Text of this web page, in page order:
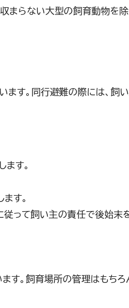
まらない大型の飼育動物を除
す。同行避難の際には、飼い
す。
す。
って飼い主の責任で後始末
す。飼育場所の管理はもちろ